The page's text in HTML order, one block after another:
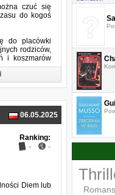
czuć się
do kogoś
do placówki
rodziców,
i koszmarów
prawdziwe
3. Część 1 (2025)
06.05.2025
Ranking:
- -
Diem lub
Romans